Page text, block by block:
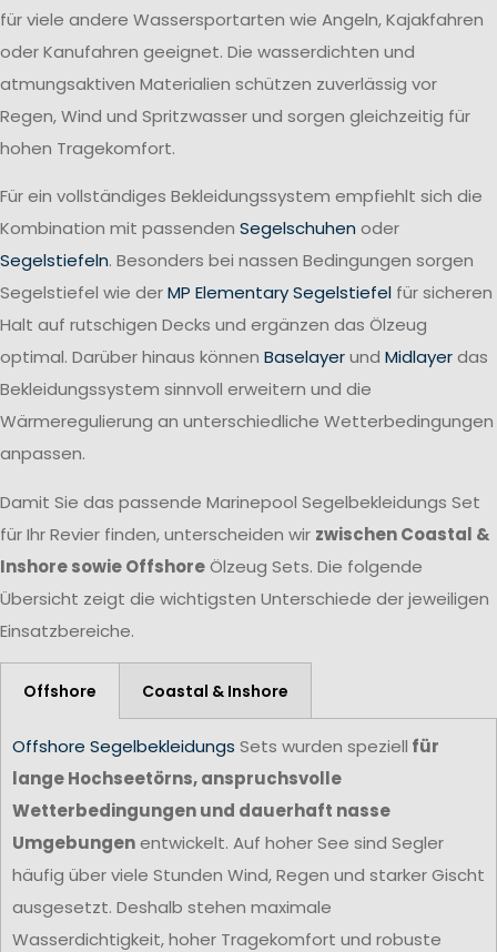
für viele andere Wassersportarten wie Angeln, Kajakfahren
oder Kanufahren geeignet. Die wasserdichten und
atmungsaktiven Materialien schützen zuverlässig vor
Regen, Wind und Spritzwasser und sorgen gleichzeitig für
hohen Tragekomfort.
Für ein vollständiges Bekleidungssystem empfiehlt sich die
Kombination mit passenden Segelschuhen oder
Segelstiefeln. Besonders bei nassen Bedingungen sorgen
Segelstiefel wie derMP Elementary Segelstiefel für sicheren
Halt auf rutschigen Decks und ergänzen das Ölzeug
optimal. Darüber hinaus können Baselayerund Midlayerdas
Bekleidungssystem sinnvoll erweitern und die
Wärmeregulierung an unterschiedliche Wetterbedingungen
anpassen.
Damit Sie das passende Marinepool Segelbekleidungs Set
für Ihr Revier finden, unterscheiden wir zwischen Coastal &
Inshore sowie OffshoreÖlzeug Sets. Die folgende
Übersicht zeigt die wichtigsten Unterschiede der jeweiligen
Einsatzbereiche.
Offshore Coastal & Inshore
Offshore Segelbekleidungs Sets wurden speziell für
lange Hochseetörns, anspruchsvolle
Wetterbedingungen und dauerhaft nasse
Umgebungenentwickelt. Auf hoher See sind Segler
häufig über viele Stunden Wind, Regen und starker Gischt
ausgesetzt. Deshalb stehen maximale
Wasserdichtigkeit, hoher Tragekomfort und robuste